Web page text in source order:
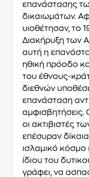
επανάστασης
δικαιωμάτων.
υιοθέτησαν, το
Διακήρυξη των
αυτή η
ηθική πρόοδο
του έθνους-
διεθνών
επανάσταση
αμφισβητήσεις.
οι ακτιβιστές
επέσυραν
ισλαμικό κόσμο
ίδιου του
γράφει, να